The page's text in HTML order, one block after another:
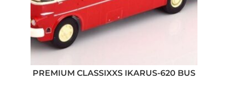
PREMIUM CLASSIXXS IKARUS-620 BUS